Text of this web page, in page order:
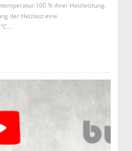
100 % ihrer Heizleistung.
der Heizlast eine